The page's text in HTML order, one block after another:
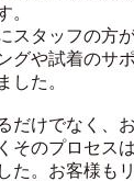
。
スタッフの方
グや試着のサ
した。
だけでなく、
そのプロセス
た。お客様も